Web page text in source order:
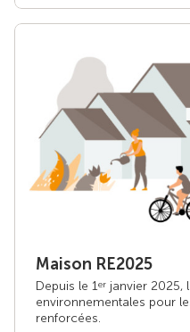
Maison RE2025
Depuis le 1er janvier 2025,
environnementales pour
renforcées.